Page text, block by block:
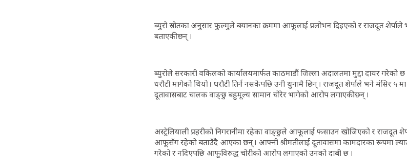
ब्युरो स्रोतका अनुसार फुल्मुले बयानका क्रममा आफूलाई प्रलोभन दिइएको र राजदूत
बताएकी छन् ।
ब्युरोले सरकारी वकिलको कार्यालयमार्फत काठमाडौं जिल्ला अदालतमा मुद्दा दायर
धरौटी मागेको थियो । धरौटी तिर्न नसकेपछि उनी थुनामै छिन् । राजदूत शेर्पाले भने मंसिर ५
दूतावासबाट चालक वाङ्छु बहुमूल्य सामान चोरेर भागेको आरोप लगाएकी छन् ।
अस्ट्रेलियाली प्रहरीको निगरानीमा रहेका वाङ्छुले आफूलाई फसाउन खोजिएको र राजदूत
आफूसँग रहेको बताउँदै आएका छन् । आफ्नी श्रीमतीलाई दूतावासमा कामदारका रूपमा
गरेको र नदिएपछि आफूविरुद्ध चोरीको आरोप लगाएको उनको दाबी छ ।